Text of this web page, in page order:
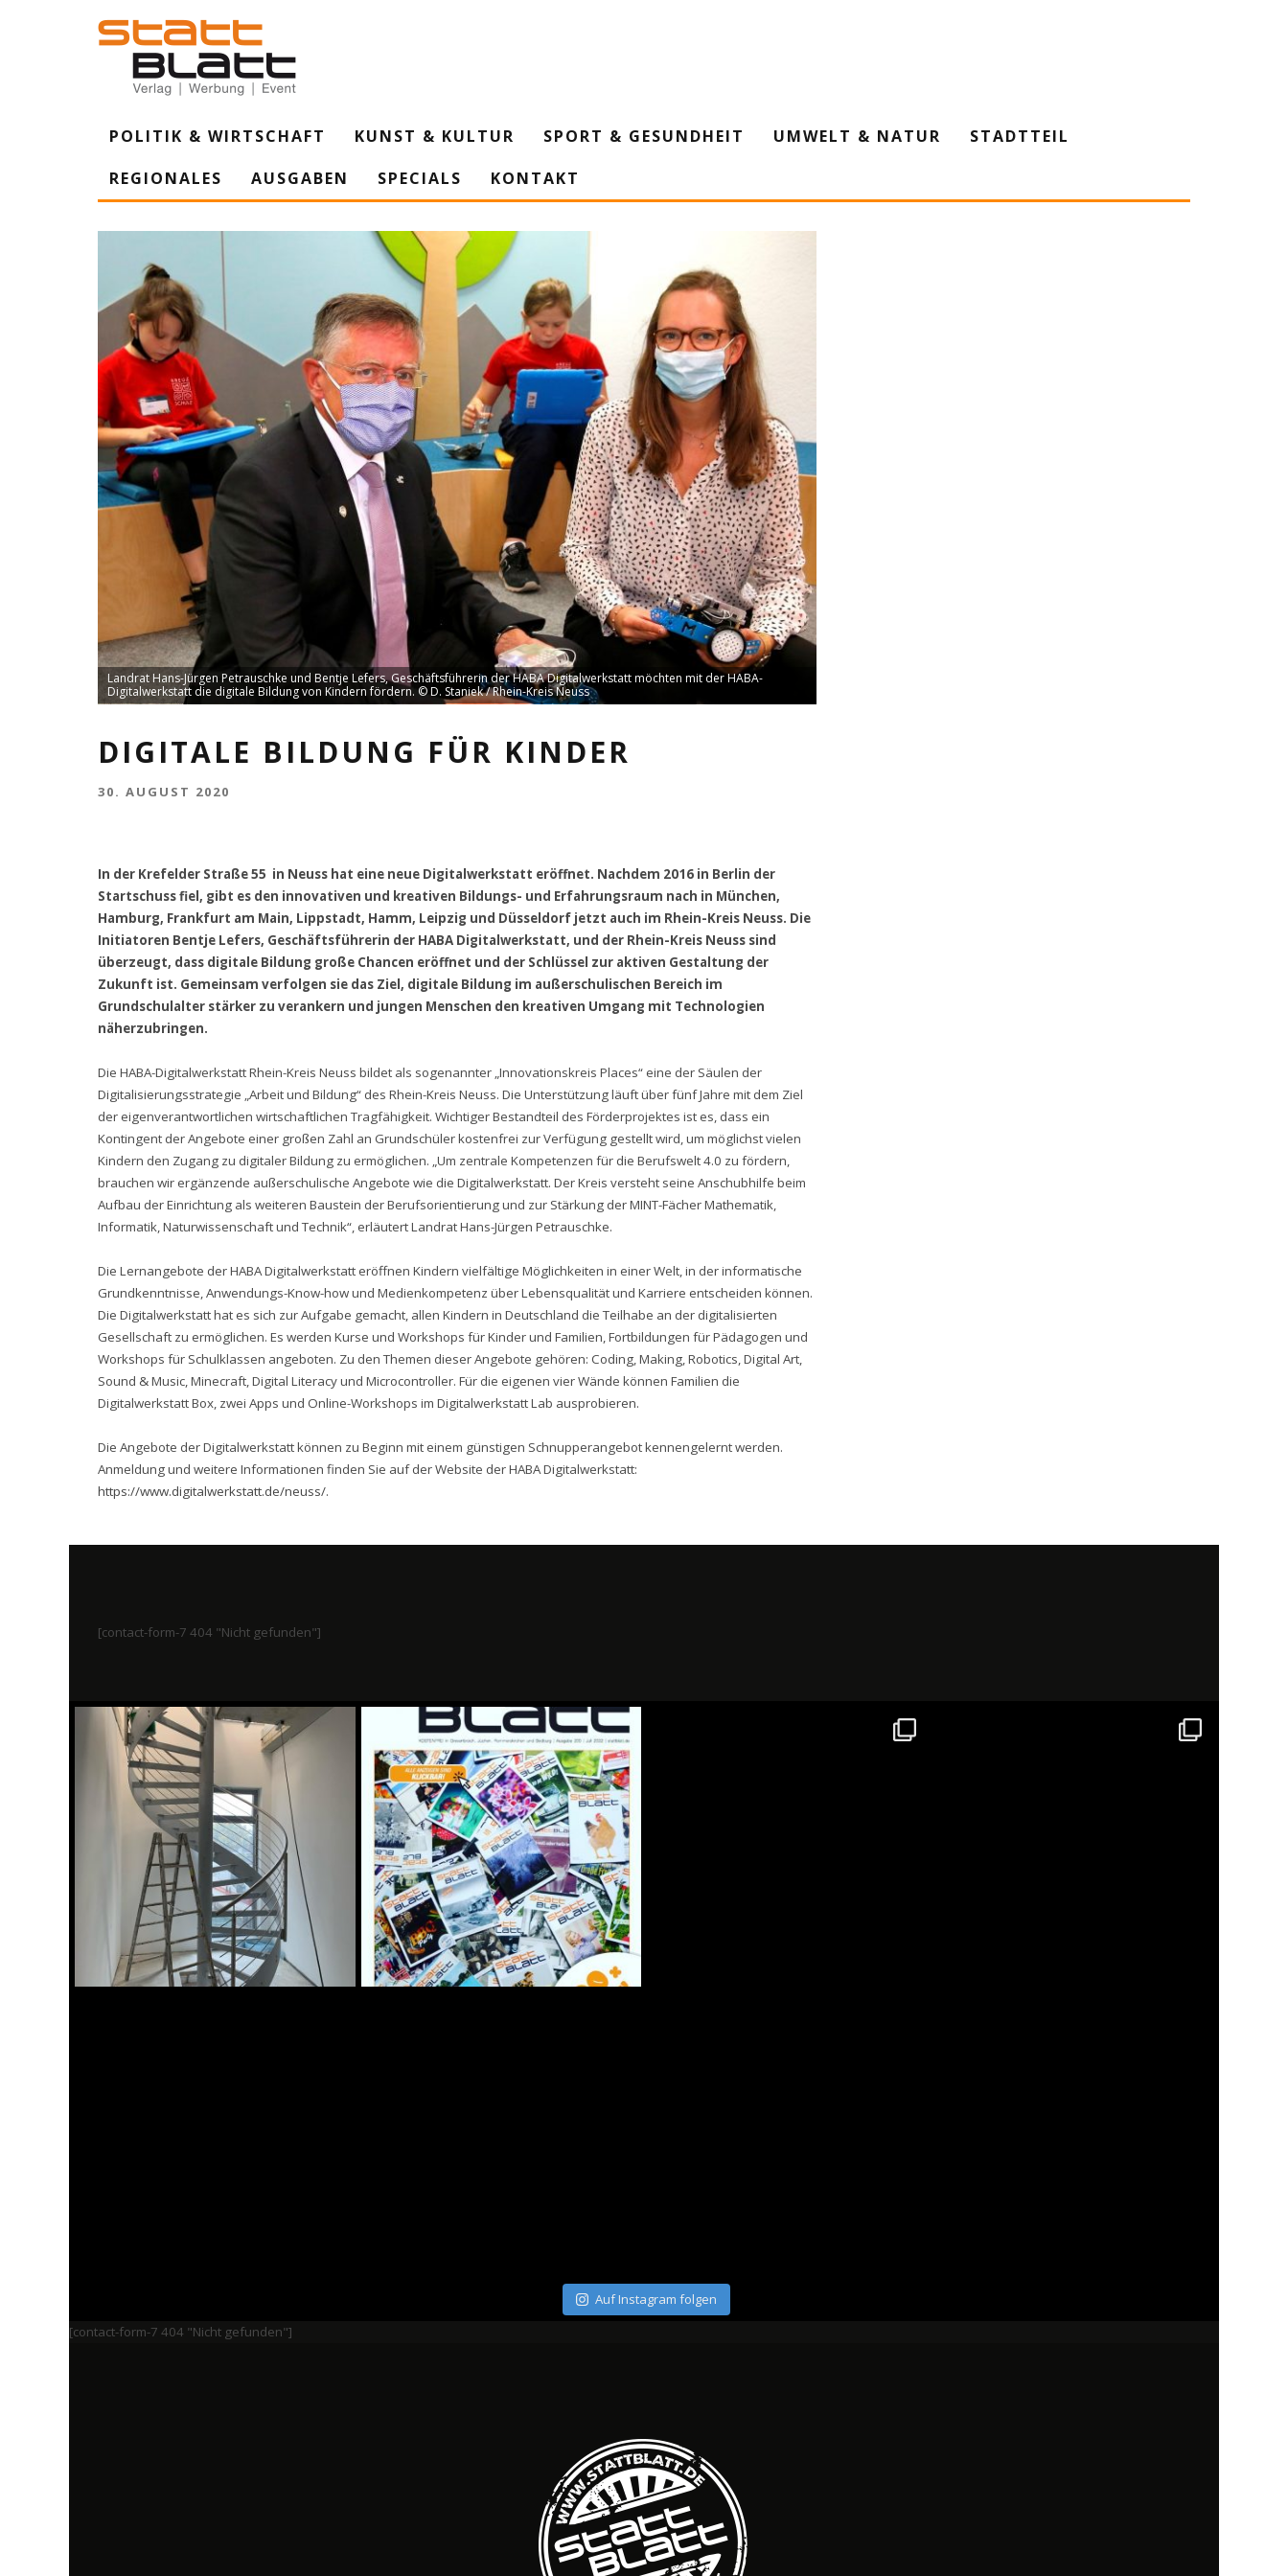
POLITIK & WIRTSCHAFT KUNST & KULTUR SPORT & GESUNDHEIT UMWELT & NATUR
STADTTEIL
REGIONALES
AUSGABEN SPECIALS KONTAKT
Landrat Hans-Jürgen Petrauschke und Bentje Lefers, Geschäftsführerin der HABA Digitalwerkstatt möchten mit der HABA-
Digitalwerkstatt die digitale Bildung von Kindern fördern. © D. Staniek / Rhein-Kreis Neuss
DIGITALE BILDUNG FÜR KINDER
30. AUGUST 2020
In der Krefelder Straße 55 in Neuss hat eine neue Digitalwerkstatt eröffnet. Nachdem 2016 in Berlin der
Startschuss fiel, gibt es den innovativen und kreativen Bildungs- und Erfahrungsraum nach in München,
Hamburg, Frankfurt am Main, Lippstadt, Hamm, Leipzig und Düsseldorf jetzt auch im Rhein-Kreis Neuss. Die
Initiatoren Bentje Lefers, Geschäftsführerin der HABA Digitalwerkstatt, und der Rhein-Kreis Neuss sind
überzeugt, dass digitale Bildung große Chancen eröffnet und der Schlüssel zur aktiven Gestaltung der
Zukunft ist. Gemeinsam verfolgen sie das Ziel, digitale Bildung im außerschulischen Bereich im
Grundschulalter stärker zu verankern und jungen Menschen den kreativen Umgang mit Technologien
näherzubringen.
Die HABA-Digitalwerkstatt Rhein-Kreis Neuss bildet als sogenannter „Innovationskreis Places“ eine der Säulen der
Digitalisierungsstrategie „Arbeit und Bildung“ des Rhein-Kreis Neuss. Die Unterstützung läuft über fünf Jahre mit dem Ziel
der eigenverantwortlichen wirtschaftlichen Tragfähigkeit. Wichtiger Bestandteil des Förderprojektes ist es, dass ein
Kontingent der Angebote einer großen Zahl an Grundschüler kostenfrei zur Verfügung gestellt wird, um möglichst vielen
Kindern den Zugang zu digitaler Bildung zu ermöglichen. „Um zentrale Kompetenzen für die Berufswelt 4.0 zu fördern,
brauchen wir ergänzende außerschulische Angebote wie die Digitalwerkstatt. Der Kreis versteht seine Anschubhilfe beim
Aufbau der Einrichtung als weiteren Baustein der Berufsorientierung und zur Stärkung der MINT-Fächer Mathematik,
Informatik, Naturwissenschaft und Technik“, erläutert Landrat Hans-Jürgen Petrauschke.
Die Lernangebote der HABA Digitalwerkstatt eröffnen Kindern vielfältige Möglichkeiten in einer Welt, in der informatische
Grundkenntnisse, Anwendungs-Know-how und Medienkompetenz über Lebensqualität und Karriere entscheiden können.
Die Digitalwerkstatt hat es sich zur Aufgabe gemacht, allen Kindern in Deutschland die Teilhabe an der digitalisierten
Gesellschaft zu ermöglichen. Es werden Kurse und Workshops für Kinder und Familien, Fortbildungen für Pädagogen und
Workshops für Schulklassen angeboten. Zu den Themen dieser Angebote gehören: Coding, Making, Robotics, Digital Art,
Sound & Music, Minecraft, Digital Literacy und Microcontroller. Für die eigenen vier Wände können Familien die
Digitalwerkstatt Box, zwei Apps und Online-Workshops im Digitalwerkstatt Lab ausprobieren.
Die Angebote der Digitalwerkstatt können zu Beginn mit einem günstigen Schnupperangebot kennengelernt werden.
Anmeldung und weitere Informationen finden Sie auf der Website der HABA Digitalwerkstatt:
https://www.digitalwerkstatt.de/neuss/.
[contact-form-7 404 "Nicht gefunden"]
Auf Instagram folgen
[contact-form-7 404 "Nicht gefunden"]